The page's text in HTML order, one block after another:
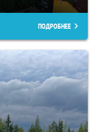
ПОДРОБНЕЕ